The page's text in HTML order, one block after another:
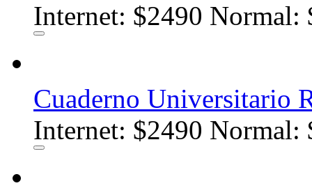
Internet: $2490 Normal:
Cuaderno Universitario
Internet: $2490 Normal: